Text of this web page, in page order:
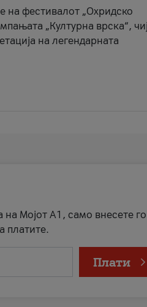
на фестивалот „Охридско
„Културна врска“, чиј
на легендарната
на Мојот А1, само внесете го
платите.
Плати